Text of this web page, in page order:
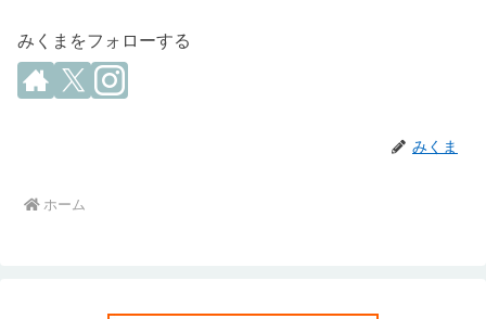
みくまをフォローする
みくま
ホーム